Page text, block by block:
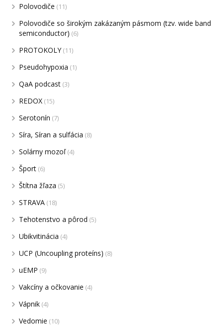
Polovodiče (11)
Polovodiče so širokým zakázaným pásmom (tzv. wide band
semiconductor) (6)
PROTOKOLY(11)
Pseudohypoxia (1)
QaA podcast (3)
REDOX (15)
Serotonín (7)
Síra, Síran a sulfácia (8)
Solárny mozoľ(4)
Šport (6)
Štítna žľaza (5)
STRAVA (18)
Tehotenstvo a pôrod (5)
Ubikvitinácia (4)
UCP (Uncoupling proteíns) (8)
uEMP (9)
Vakcíny a očkovanie (4)
Vápnik (4)
Vedomie (10)